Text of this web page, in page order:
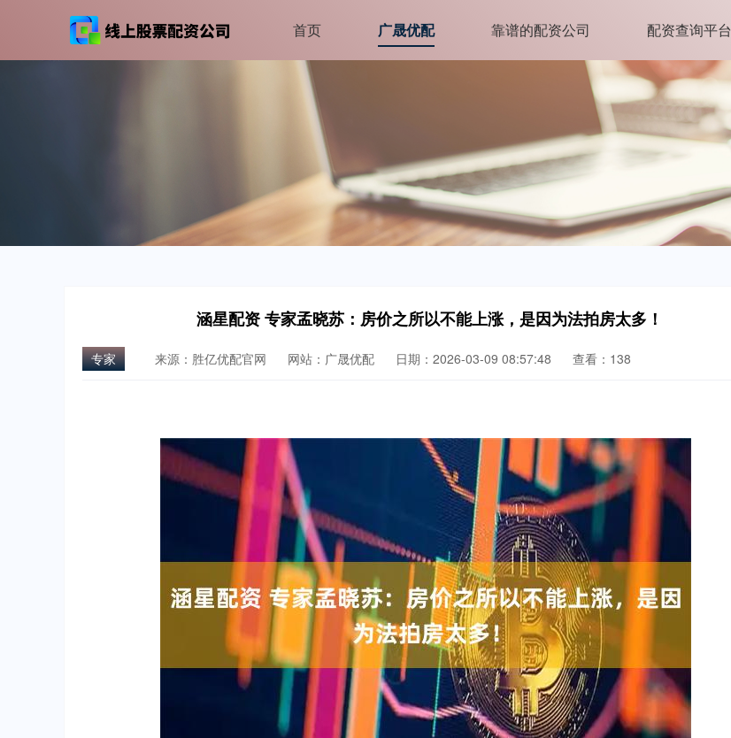
首页 广晟优配 靠谱的配资公司 配资查询平台
涵星配资 专家孟晓苏：房价之所以不能上涨，是因为法拍房太多！
专家 来源：胜亿优配官网 网站：广晟优配 日期：2026-03-09 08:57:48 查看：138